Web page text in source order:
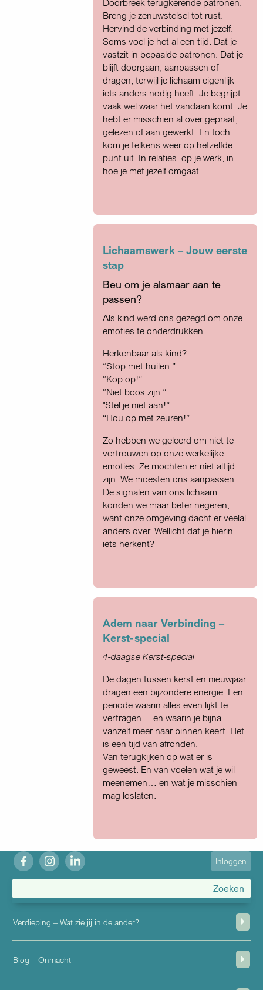
Doorbreek terugkerende patronen.
Breng je zenuwstelsel tot rust.
Hervind de verbinding met jezelf.
Soms voel je het al een tijd. Dat je
vastzit in bepaalde patronen. Dat je
blijft doorgaan, aanpassen of
dragen, terwijl je lichaam eigenlijk
iets anders nodig heeft. Je begrijpt
vaak wel waar het vandaan komt. Je
hebt er misschien al over gepraat,
gelezen of aan gewerkt. En toch…
kom je telkens weer op hetzelfde
punt uit. In relaties, op je werk, in
hoe je met jezelf omgaat.
Lichaamswerk – Jouw eerste
stap
Beu om je alsmaar aan te
passen?
Als kind werd ons gezegd om onze
emoties te onderdrukken.
Herkenbaar als kind?
“Stop met huilen.”
“Kop op!”
“Niet boos zijn.”
"Stel je niet aan!”
“Hou op met zeuren!”
Zo hebben we geleerd om niet te
vertrouwen op onze werkelijke
emoties. Ze mochten er niet altijd
zijn. We moesten ons aanpassen.
De signalen van ons lichaam
konden we maar beter negeren,
want onze omgeving dacht er veelal
anders over. Wellicht dat je hierin
iets herkent?
Adem naar Verbinding –
Kerst-special
4-daagse Kerst-special
De dagen tussen kerst en nieuwjaar
dragen een bijzondere energie. Een
periode waarin alles even lijkt te
vertragen… en waarin je bijna
vanzelf meer naar binnen keert. Het
is een tijd van afronden.
Van terugkijken op wat er is
geweest. En van voelen wat je wil
meenemen… en wat je misschien
mag loslaten.
fb ig in
User
account
menu
Inloggen
Verdieping – Wat zie jij in de ander?
Blog – Onmacht